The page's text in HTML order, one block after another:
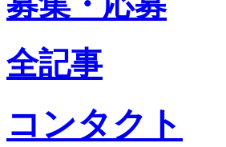
全記事
コンタクト